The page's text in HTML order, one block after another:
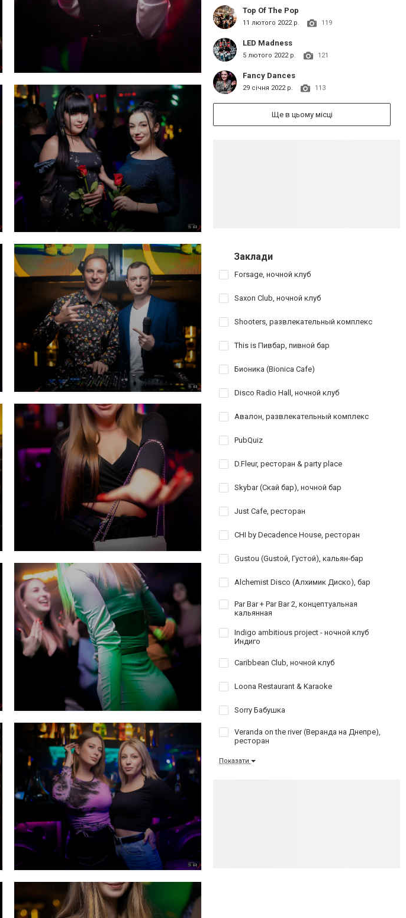
Top Of The Pop
11 лютого 2022 р. 119
LED Madness
5 лютого 2022 р. 121
Fancy Dances
29 січня 2022 р. 113
Ще в цьому місці
Заклади
Forsage, ночной клуб
Saxon Club, ночной клуб
Shooters, развлекательный комплекс
This is Пивбар, пивной бар
Бионика (Bionica Cafe)
Disco Radio Hall, ночной клуб
Авалон, развлекательный комплекс
PubQuiz
D.Fleur, ресторан & party place
Skybar (Скай бар), ночной бар
Just Cafе, ресторан
CHI by Decadence House, ресторан
Gustou (Gustoй, Густой), кальян-бар
Alchemist Disco (Алхимик Диско), бар
Par Bar + Par Bar 2, концептуальная
кальянная
Indigo ambitious project - ночной клуб
Индиго
Caribbean Club, ночной клуб
Loona Restaurant & Karaoke
Sorry Бабушка
Veranda on the river (Веранда на Днепре),
ресторан
Показати